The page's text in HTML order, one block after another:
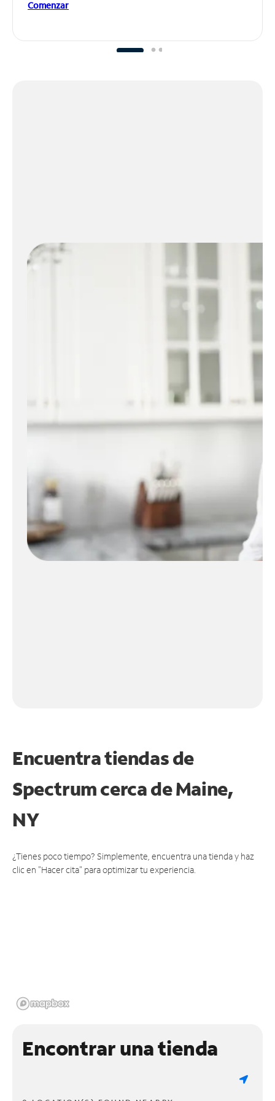
Comenzar
Encuentra tiendas de
Spectrum cerca deMaine,
NY
¿Tienes poco tiempo? Simplemente, encuentra una tienda y haz
clic en "Hacer cita" para optimizar tu experiencia.
Encontrar una tienda